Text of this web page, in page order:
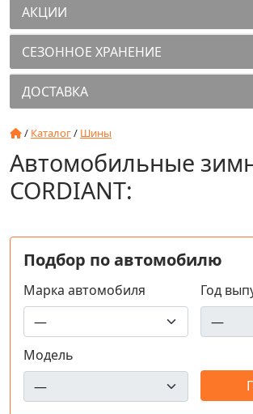
АКЦИИ
СЕЗОННОЕ ХРАНЕНИЕ
ДОСТАВКА
/ Каталог/ Шины
Автомобильные
CORDIANT:
Подбор по автомобилю
Марка автомобиля Год
Модель